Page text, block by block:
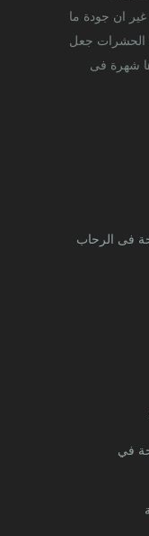
ان جودة ما
الحشرات جعل
شهرة فى
فى الرحاب
في